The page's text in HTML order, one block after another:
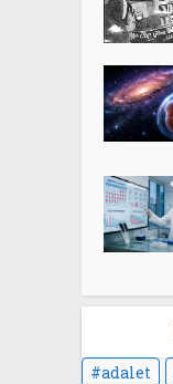
adalet